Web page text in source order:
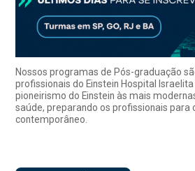
Nossos programas de Pós-graduação
profissionais do Einstein Hospital
pioneirismo do Einstein às mais
saúde, preparando os profissionais para
contemporâneo.